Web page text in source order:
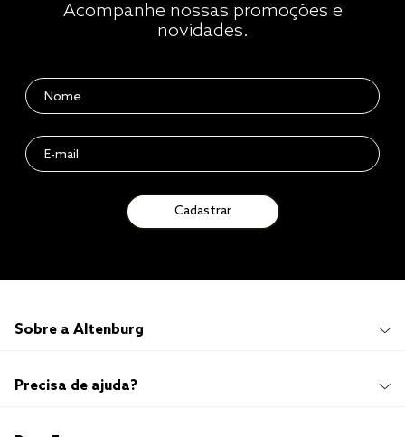
Acompanhe nossas promoções e
novidades.
Cadastrar
Sobre a Altenburg
Institucional
Precisa de ajuda?